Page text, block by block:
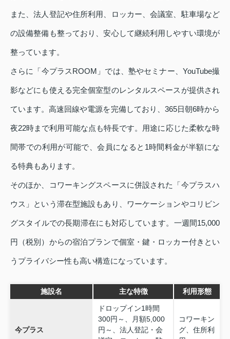
また、法人登記や住所利用、ロッカー、会議室、駐車場など
の設備整備も整っており、安心して継続利用しやすい環境が
整っています。
さらに「今プラスROOM」では、塾やセミナー、YouTube撮
影などにも使える完全個室型のレンタルスペースが提供され
ています。高速回線や電源を完備しており、365日朝6時から
夜22時まで利用可能な点も特長です。用途に応じた柔軟な時
間帯での利用が可能で、会員になると1時間料金が半額にな
る特典もあります。
そのほか、コワーキングスペースに併設された「今プラスハ
ウス」という滞在型施設もあり、ワーケーションやコリビン
グスタイルでの長期滞在にも対応しています。一週間15,000
円（税別）からの宿泊プランで個室・鍵・ロッカー付きとい
うプライバシー性も高い構造になっています。
施設名 主な特徴 利用形態
今プラス
ドロップイン1時間
300円～、月額5,000
円～、法人登記・会
コワーキン
グ、住所利